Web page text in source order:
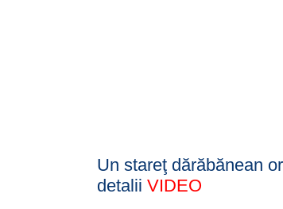
Un stareţ dărăbănean
detalii VIDEO